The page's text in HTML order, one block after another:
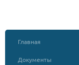
Главная
Документы